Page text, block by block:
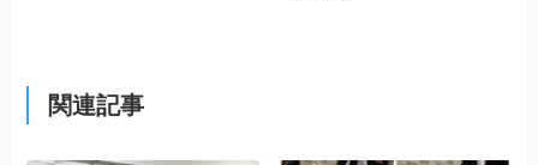
関連記事